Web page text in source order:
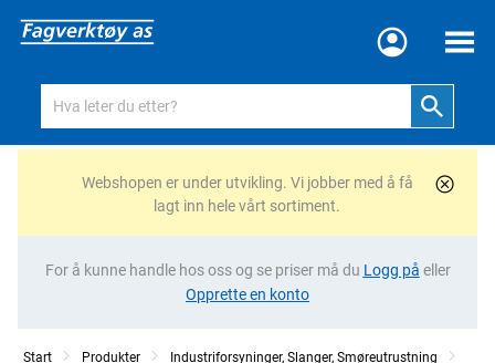
Meny
Webshopen er under utvikling. Vi jobber med å få
lagt inn hele vårt sortiment.
For å kunne handle hos oss og se priser må du Logg på eller
Opprette en konto
Start Produkter
Industriforsyninger, Slanger, Smøreutrustning